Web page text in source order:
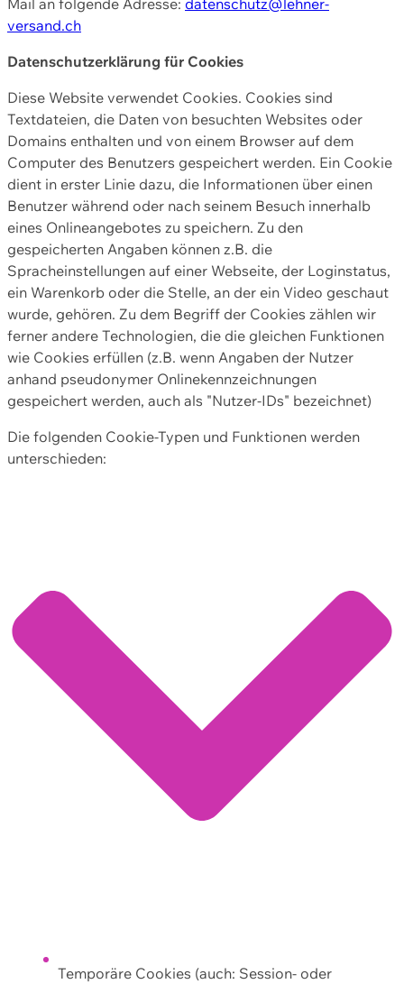
versand.ch
Datenschutzerklärung für Cookies
Diese Website verwendet Cookies. Cookies sind
Textdateien, die Daten von besuchten Websites oder
Domains enthalten und von einem Browser auf dem
Computer des Benutzers gespeichert werden. Ein Cookie
dient in erster Linie dazu, die Informationen über einen
Benutzer während oder nach seinem Besuch innerhalb
eines Onlineangebotes zu speichern. Zu den
gespeicherten Angaben können z.B. die
Spracheinstellungen auf einer Webseite, der Loginstatus,
ein Warenkorb oder die Stelle, an der ein Video geschaut
wurde, gehören. Zu dem Begriff der Cookies zählen wir
ferner andere Technologien, die die gleichen Funktionen
wie Cookies erfüllen (z.B. wenn Angaben der Nutzer
anhand pseudonymer Onlinekennzeichnungen
gespeichert werden, auch als "Nutzer-IDs" bezeichnet)
Die folgenden Cookie-Typen und Funktionen werden
unterschieden:
Temporäre Cookies (auch: Session- oder